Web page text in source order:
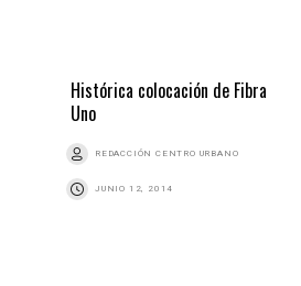
Histórica colocación de Fibra
Uno
REDACCIÓN CENTRO URBANO
JUNIO 12, 2014